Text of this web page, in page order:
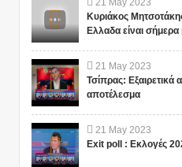
21 May 2023
Κυριάκος
Ελλαδα είναι
21 May 2023
Τσίπρας: Εξαιρετικά
αποτέλεσμα
21 May 2023
Exit poll : Εκλογές